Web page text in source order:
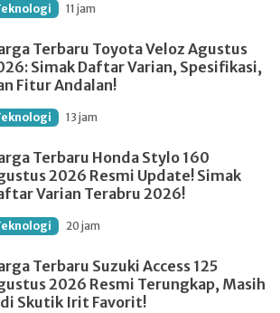
11 jam
Terbaru Toyota Veloz Agustus
Simak Daftar Varian, Spesifikasi,
Fitur Andalan!
13 jam
Terbaru Honda Stylo 160
2026 Resmi Update! Simak
Varian Terabru 2026!
20 jam
Terbaru Suzuki Access 125
2026 Resmi Terungkap, Masih
Skutik Irit Favorit!